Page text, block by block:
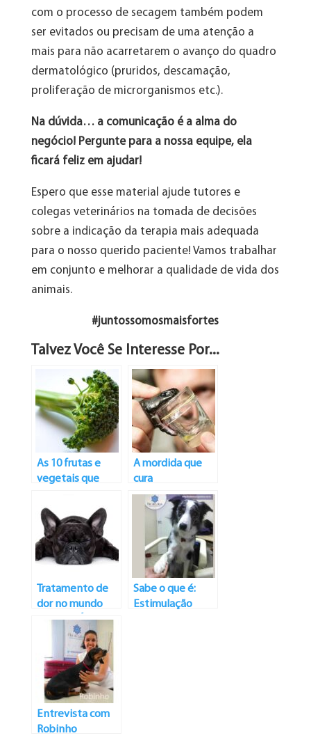
com o processo de secagem também podem
ser evitados ou precisam de uma atenção a
mais para não acarretarem o avanço do quadro
dermatológico (pruridos, descamação,
proliferação de microrganismos etc.).
Na dúvida… a comunicação é a alma do
negócio! Pergunte para a nossa equipe, ela
ficará feliz em ajudar!
Espero que esse material ajude tutores e
colegas veterinários na tomada de decisões
sobre a indicação da terapia mais adequada
para o nosso querido paciente! Vamos trabalhar
em conjunto e melhorar a qualidade de vida dos
animais.
#juntossomosmaisfortes
Talvez Você Se Interesse Por...
As 10 frutas e
vegetais que
nutrição dos cães
A mordida que
cura
Tratamento de
dor no mundo
VETERINÁRIO
Sabe o que é:
Estimulação
Entrevista com
Robinho